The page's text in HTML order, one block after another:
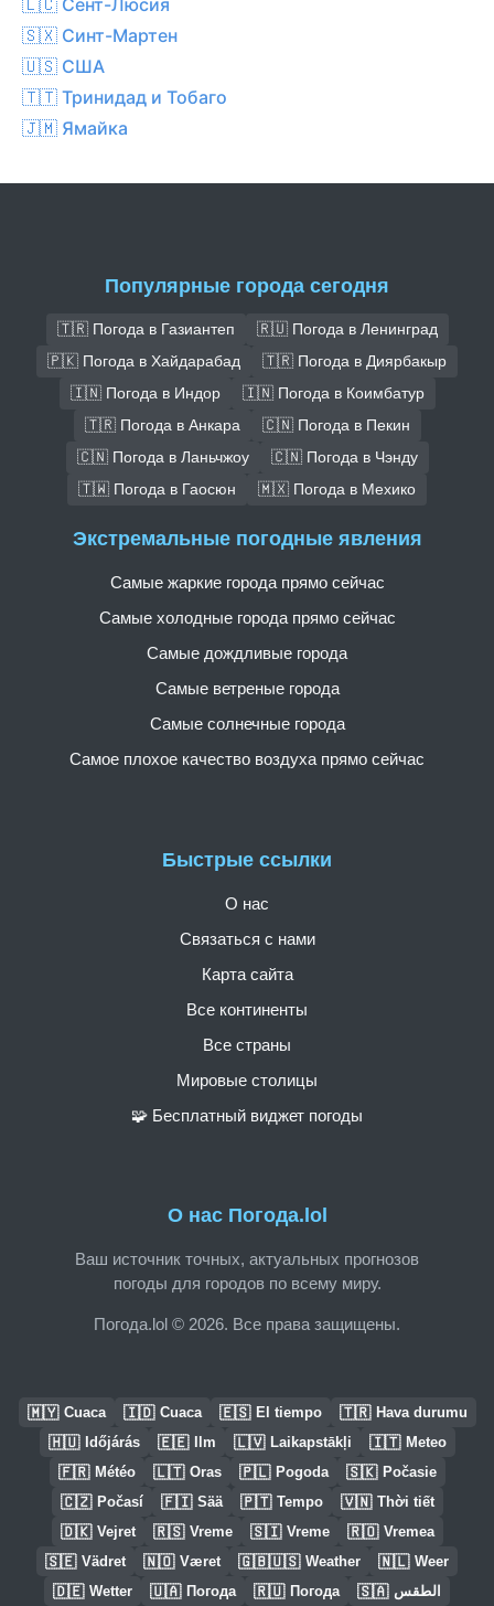
🇸🇽 Синт-Мартен
🇺🇸 США
🇹🇹 Тринидад и Тобаго
🇯🇲 Ямайка
Популярные города сегодня
🇹🇷 Погода в Газиантеп
🇷🇺 Погода в Ленинград
🇵🇰 Погода в Хайдарабад
🇹🇷 Погода в Диярбакыр
🇮🇳 Погода в Индор
🇮🇳 Погода в Коимбатур
🇹🇷 Погода в Анкара
🇨🇳 Погода в Пекин
🇨🇳 Погода в Ланьчжоу
🇨🇳 Погода в Чэнду
🇹🇼 Погода в Гаосюн
🇲🇽 Погода в Мехико
О нас Погода.lol
Ваш источник точных, актуальных прогнозов
погоды для городов по всему миру.
Погода.lol © 2026. Все права защищены.
Быстрые ссылки
О нас
Связаться с нами
Карта сайта
Все континенты
Все страны
Мировые столицы
🧩 Бесплатный виджет погоды
Экстремальные погодные явления
Самые жаркие города прямо сейчас
Самые холодные города прямо сейчас
Самые дождливые города
Самые ветреные города
Самые солнечные города
Самое плохое качество воздуха прямо сейчас
🇲🇾 Cuaca 🇮🇩 Cuaca 🇪🇸 El tiempo 🇹🇷 Hava durumu
🇭🇺 Időjárás 🇪🇪 Ilm 🇱🇻 Laikapstākļi 🇮🇹 Meteo
🇫🇷 Météo 🇱🇹 Oras 🇵🇱 Pogoda 🇸🇰 Počasie
🇨🇿 Počasí 🇫🇮 Sää 🇵🇹 Tempo 🇻🇳 Thời tiết
🇩🇰 Vejret 🇷🇸 Vreme 🇸🇮 Vreme 🇷🇴 Vremea
🇸🇪 Vädret 🇳🇴 Været 🇬🇧🇺🇸 Weather 🇳🇱 Weer
🇩🇪 Wetter 🇺🇦 Погода 🇷🇺 Погода 🇸🇦 الطقس